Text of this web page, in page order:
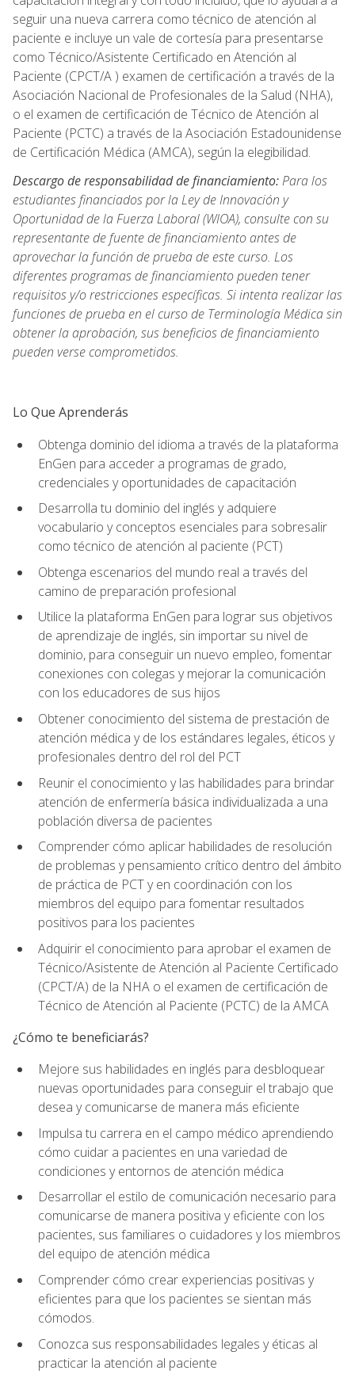
seguir una nueva carrera como técnico de atención al
paciente e incluye un vale de cortesía para presentarse
como Técnico/Asistente Certificado en Atención al
Paciente (CPCT/A ) examen de certificación a través de la
Asociación Nacional de Profesionales de la Salud (NHA),
o el examen de certificación de Técnico de Atención al
Paciente (PCTC) a través de la Asociación Estadounidense
de Certificación Médica (AMCA), según la elegibilidad.
Descargo de responsabilidad de financiamiento:Para los
estudiantes financiados por la Ley de Innovación y
Oportunidad de la Fuerza Laboral (WIOA), consulte con su
representante de fuente de financiamiento antes de
aprovechar la función de prueba de este curso. Los
diferentes programas de financiamiento pueden tener
requisitos y/o restricciones específicas. Si intenta realizar las
funciones de prueba en el curso de Terminología Médica sin
obtener la aprobación, sus beneficios de financiamiento
pueden verse comprometidos.
Lo Que Aprenderás
Obtenga dominio del idioma a través de la plataforma
EnGen para acceder a programas de grado,
credenciales y oportunidades de capacitación
Desarrolla tu dominio del inglés y adquiere
vocabulario y conceptos esenciales para sobresalir
como técnico de atención al paciente (PCT)
Obtenga escenarios del mundo real a través del
camino de preparación profesional
Utilice la plataforma EnGen para lograr sus objetivos
de aprendizaje de inglés, sin importar su nivel de
dominio, para conseguir un nuevo empleo, fomentar
conexiones con colegas y mejorar la comunicación
con los educadores de sus hijos
Obtener conocimiento del sistema de prestación de
atención médica y de los estándares legales, éticos y
profesionales dentro del rol del PCT
Reunir el conocimiento y las habilidades para brindar
atención de enfermería básica individualizada a una
población diversa de pacientes
Comprender cómo aplicar habilidades de resolución
de problemas y pensamiento crítico dentro del ámbito
de práctica de PCT y en coordinación con los
miembros del equipo para fomentar resultados
positivos para los pacientes
Adquirir el conocimiento para aprobar el examen de
Técnico/Asistente de Atención al Paciente Certificado
(CPCT/A) de la NHA o el examen de certificación de
Técnico de Atención al Paciente (PCTC) de la AMCA
¿Cómo te beneficiarás?
Mejore sus habilidades en inglés para desbloquear
nuevas oportunidades para conseguir el trabajo que
desea y comunicarse de manera más eficiente
Impulsa tu carrera en el campo médico aprendiendo
cómo cuidar a pacientes en una variedad de
condiciones y entornos de atención médica
Desarrollar el estilo de comunicación necesario para
comunicarse de manera positiva y eficiente con los
pacientes, sus familiares o cuidadores y los miembros
del equipo de atención médica
Comprender cómo crear experiencias positivas y
eficientes para que los pacientes se sientan más
cómodos.
Conozca sus responsabilidades legales y éticas al
practicar la atención al paciente